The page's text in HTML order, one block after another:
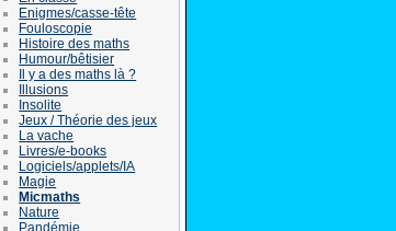
Enigmes/casse-tête
Fouloscopie
Histoire des maths
Humour/bêtisier
Il y a des maths là ?
Illusions
Insolite
Jeux / Théorie des jeux
La vache
Livres/e-books
Logiciels/applets/IA
Magie
Micmaths
Nature
Pandémie